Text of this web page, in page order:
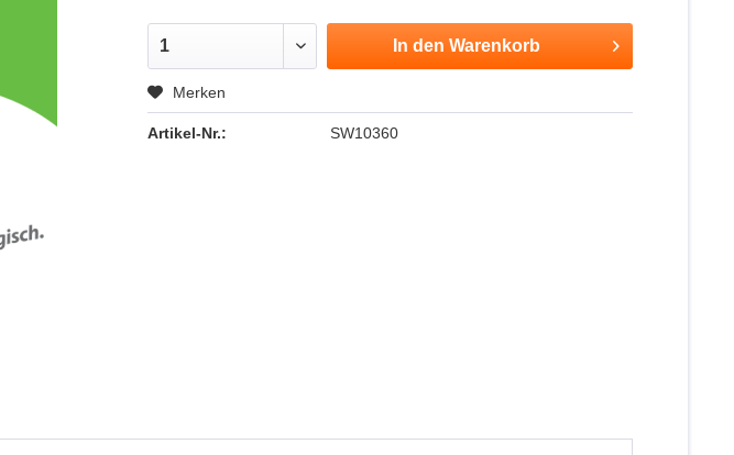
In den Warenkorb
Merken
Artikel-Nr.: SW10360